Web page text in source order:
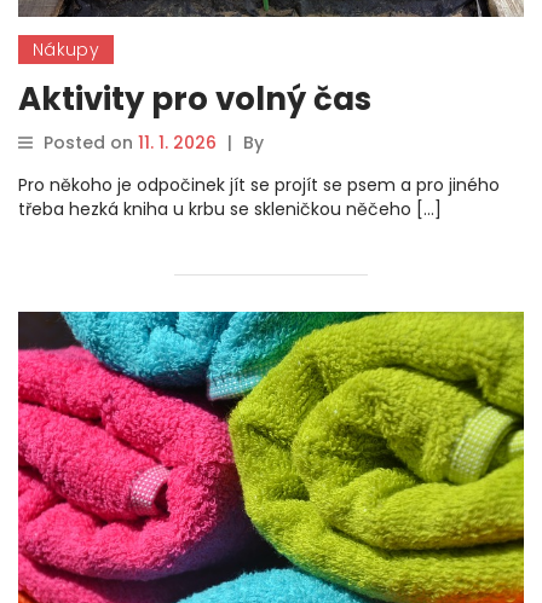
Nákupy
Aktivity pro volný čas
Posted on 11. 1. 2026 | By
Pro někoho je odpočinek jít se projít se psem a pro jiného
třeba hezká kniha u krbu se skleničkou něčeho […]